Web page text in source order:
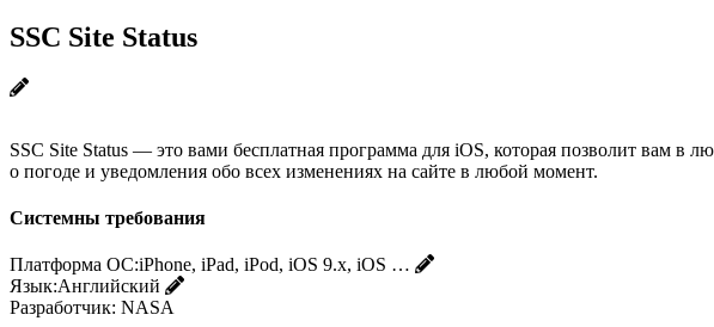
SSC Site Status
SSC Site Status — это вами бесплатная программа для iOS, которая позволит вам в
о погоде и уведомления обо всех изменениях на сайте в любой момент.
Системны требования
Платформа ОС:iPhone, iPad, iPod, iOS 9.x, iOS …
Язык:Английский
Разработчик: NASA